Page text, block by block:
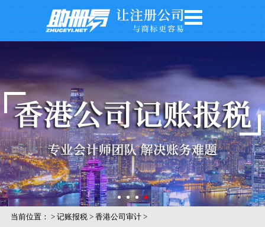
网站首页
记账报税
关于我们
公司风采
当前位置： > 记账报税 > 香港公司审计>